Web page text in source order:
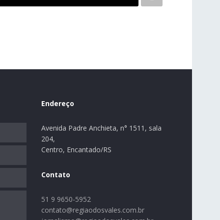
Endereço
Avenida Padre Anchieta, n° 1511, sala
204,
Centro, Encantado/RS
Contato
51 9 9650-5952
contato@regiaodosvales.com.br